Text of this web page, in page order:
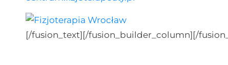
[/fusion_text][/fusion_builder_column][/